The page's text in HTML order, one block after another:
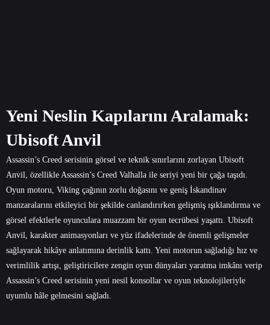
Yeni Neslin Kapılarını Aralamak:
Ubisoft Anvil
Assassin’s Creed serisinin görsel ve teknik sınırlarını zorlayan Ubisoft
Anvil, özellikle Assassin’s Creed Valhalla ile seriyi yeni bir çağa taşıdı.
Oyun motoru, Viking çağının zorlu doğasını ve geniş İskandinav
manzaralarını etkileyici bir şekilde canlandırırken gelişmiş ışıklandırma ve
görsel efektlerle oyunculara muazzam bir oyun tecrübesi yaşattı. Ubisoft
Anvil, karakter animasyonları ve yüz ifadelerinde de önemli gelişmeler
sağlayarak hikâye anlatımına derinlik kattı. Yeni motorun sağladığı hız ve
verimlilik artışı, geliştiricilere zengin oyun dünyaları yaratma imkânı verip
Assassin’s Creed serisinin yeni nesil konsollar ve oyun teknolojileriyle
uyumlu hâle gelmesini sağladı.